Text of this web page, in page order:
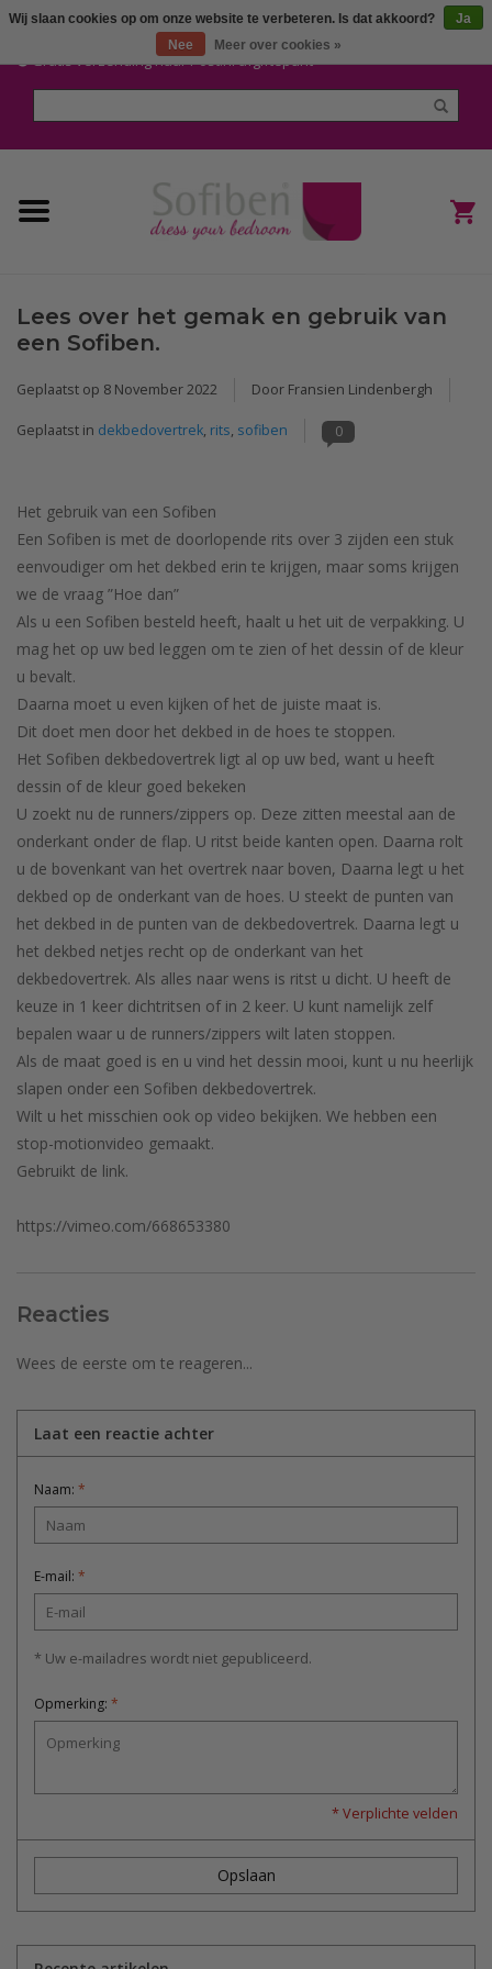
Gratis verzending naar Post.nl afgiftepunt
Mijn account / Registreren
Dekbedovertrekken
(Hoes) Laken en Lakensets
Sofiben Outlet
Lees over het gemak en gebruik van
een Sofiben.
Geplaatst op 8 November 2022 Door Fransien Lindenbergh
Geplaatst in dekbedovertrek, rits, sofiben 0
Het gebruik van een Sofiben
Een Sofiben is met de doorlopende rits over 3 zijden een stuk
eenvoudiger om het dekbed erin te krijgen, maar soms krijgen
we de vraag ”Hoe dan”
Als u een Sofiben besteld heeft, haalt u het uit de verpakking. U
mag het op uw bed leggen om te zien of het dessin of de kleur
u bevalt.
Daarna moet u even kijken of het de juiste maat is.
Dit doet men door het dekbed in de hoes te stoppen.
Het Sofiben dekbedovertrek ligt al op uw bed, want u heeft
dessin of de kleur goed bekeken
U zoekt nu de runners/zippers op. Deze zitten meestal aan de
onderkant onder de flap. U ritst beide kanten open. Daarna rolt
u de bovenkant van het overtrek naar boven, Daarna legt u het
dekbed op de onderkant van de hoes. U steekt de punten van
het dekbed in de punten van de dekbedovertrek. Daarna legt u
het dekbed netjes recht op de onderkant van het
dekbedovertrek. Als alles naar wens is ritst u dicht. U heeft de
keuze in 1 keer dichtritsen of in 2 keer. U kunt namelijk zelf
bepalen waar u de runners/zippers wilt laten stoppen.
Als de maat goed is en u vind het dessin mooi, kunt u nu heerlijk
slapen onder een Sofiben dekbedovertrek.
Wilt u het misschien ook op video bekijken. We hebben een
stop-motionvideo gemaakt.
Gebruikt de link.
https://vimeo.com/668653380
Reacties
Wees de eerste om te reageren...
Laat een reactie achter
Naam: *
E-mail: *
* Uw e-mailadres wordt niet gepubliceerd.
Opmerking: *
* Verplichte velden
Opslaan
Wij slaan cookies op om onze website te verbeteren. Is dat akkoord?
Ja
Nee
Meer over cookies »